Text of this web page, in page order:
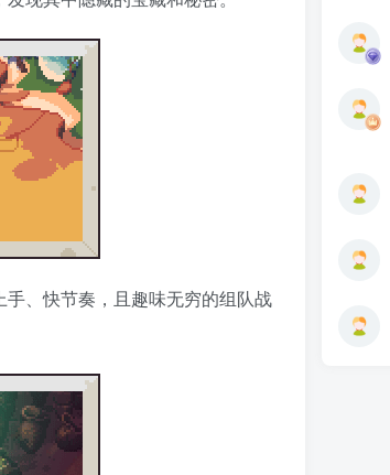
、快节奏，且趣味无穷的组队战